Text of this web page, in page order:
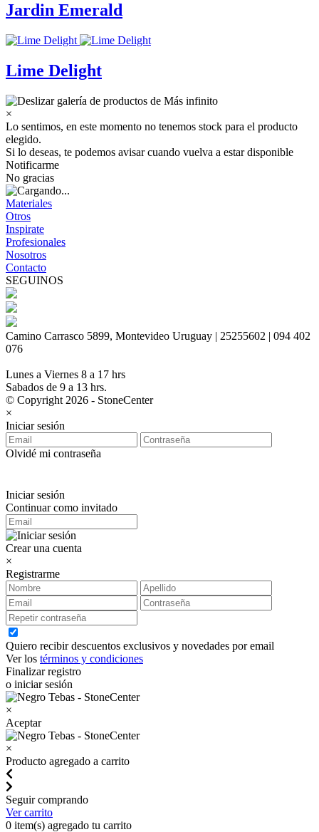
Jardin Emerald
Lime Delight
×
Lo sentimos, en este momento no tenemos stock para el producto
elegido.
Si lo deseas, te podemos avisar cuando vuelva a estar disponible
Notificarme
No gracias
Materiales
Otros
Inspirate
Profesionales
Nosotros
Contacto
SEGUINOS
Camino Carrasco 5899, Montevideo Uruguay | 25255602 | 094 402
076
Lunes a Viernes 8 a 17 hrs
Sabados de 9 a 13 hrs.
© Copyright 2026 - StoneCenter
×
Iniciar sesión
Olvidé mi contraseña
Iniciar sesión
Continuar como invitado
Crear una cuenta
×
Registrarme
Quiero recibir descuentos exclusivos y novedades por email
Ver los términos y condiciones
Finalizar registro
o iniciar sesión
×
Aceptar
×
Producto agregado a carrito
Seguir comprando
Ver carrito
0 item(s) agregado tu carrito